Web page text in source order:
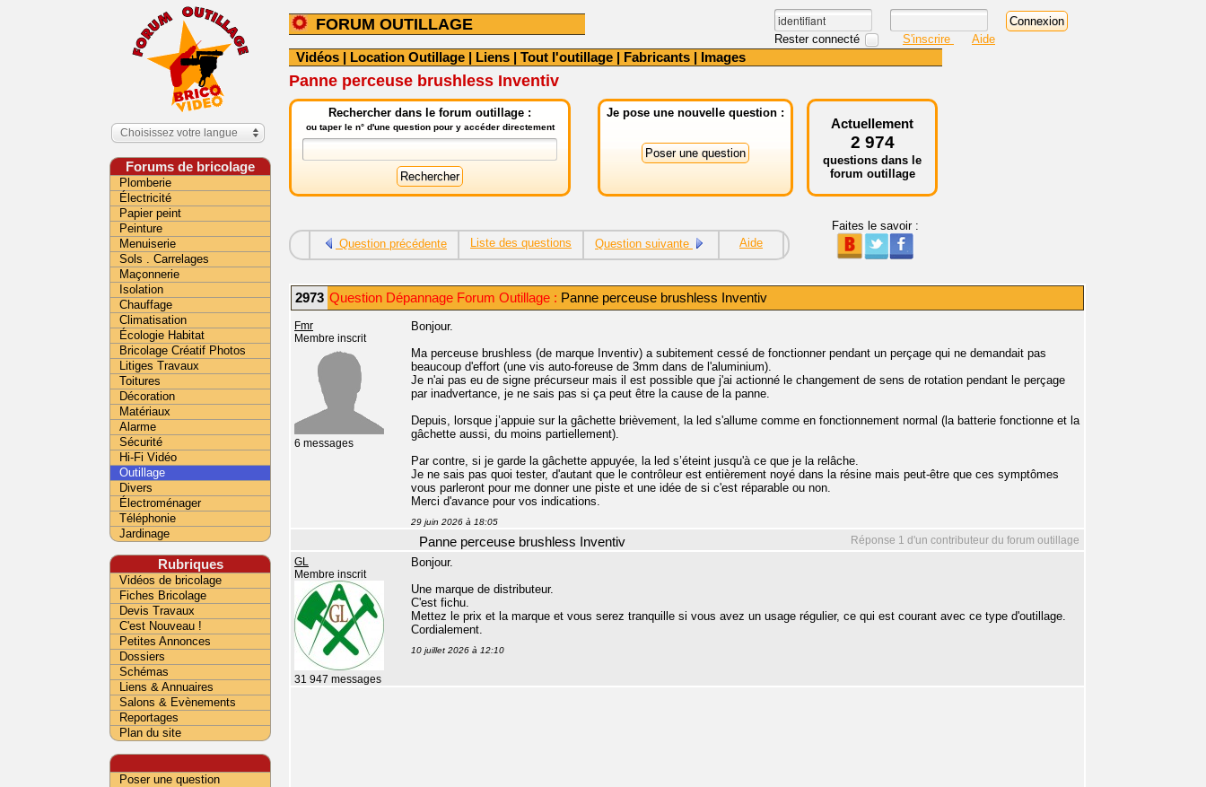
FORUM OUTILLAGE
Rester connecté S'inscrire Aide
Vidéos | Location Outillage | Liens | Tout l'outillage | Fabricants | Images
Panne perceuse brushless Inventiv
Rechercher dans le forum outillage :
ou taper le n° d'une question pour y accéder directement
Je pose une nouvelle question :
Actuellement
2 974
questions dans le
forum outillage
Question précédente Liste des questions Question suivante Aide
Faites le savoir :
2973 Question Dépannage Forum Outillage : Panne perceuse brushless Inventiv
Fmr
Membre inscrit
6 messages
Bonjour.
Ma perceuse brushless (de marque Inventiv) a subitement cessé de fonctionner pendant un perçage qui ne demandait pas
beaucoup d'effort (une vis auto-foreuse de 3mm dans de l'aluminium).
Je n'ai pas eu de signe précurseur mais il est possible que j'ai actionné le changement de sens de rotation pendant le perçage
par inadvertance, je ne sais pas si ça peut être la cause de la panne.
Depuis, lorsque j’appuie sur la gâchette brièvement, la led s'allume comme en fonctionnement normal (la batterie fonctionne et la
gâchette aussi, du moins partiellement).
Par contre, si je garde la gâchette appuyée, la led s’éteint jusqu'à ce que je la relâche.
Je ne sais pas quoi tester, d'autant que le contrôleur est entièrement noyé dans la résine mais peut-être que ces symptômes
vous parleront pour me donner une piste et une idée de si c'est réparable ou non.
Merci d'avance pour vos indications.
29 juin 2026 à 18:05
Réponse 1 d'un contributeur du forum outillage
Panne perceuse brushless Inventiv
GL
Membre inscrit
31 947 messages
Bonjour.
Une marque de distributeur.
C'est fichu.
Mettez le prix et la marque et vous serez tranquille si vous avez un usage régulier, ce qui est courant avec ce type d'outillage.
Cordialement.
10 juillet 2026 à 12:10
Choisissez votre langue
Forums de bricolage
Plomberie
Électricité
Papier peint
Peinture
Menuiserie
Sols . Carrelages
Maçonnerie
Isolation
Chauffage
Climatisation
Écologie Habitat
Bricolage Créatif Photos
Litiges Travaux
Toitures
Décoration
Matériaux
Alarme
Sécurité
Hi-Fi Vidéo
Outillage
Divers
Électroménager
Téléphonie
Jardinage
Rubriques
Vidéos de bricolage
Fiches Bricolage
Devis Travaux
C'est Nouveau !
Petites Annonces
Dossiers
Schémas
Liens & Annuaires
Salons & Evènements
Reportages
Plan du site
Poser une question